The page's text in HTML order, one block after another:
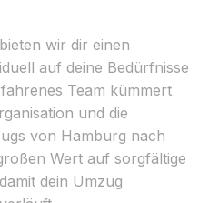
wir dir einen
auf deine Bedürfnisse
Team kümmert
und die
von Hamburg nach
Wert auf sorgfältige
dein Umzug